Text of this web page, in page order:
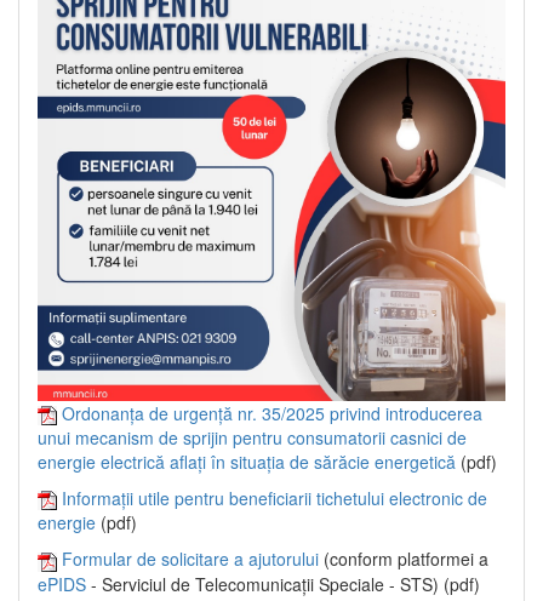
Ordonanța de urgență nr. 35/2025 privind introducerea
unui mecanism de sprijin pentru consumatorii casnici de
energie electrică aflați în situația de sărăcie energetică (pdf)
Informații utile pentru beneficiarii tichetului electronic de
energie (pdf)
Formular de solicitare a ajutorului (conform platformei a
ePIDS - Serviciul de Telecomunicații Speciale - STS) (pdf)